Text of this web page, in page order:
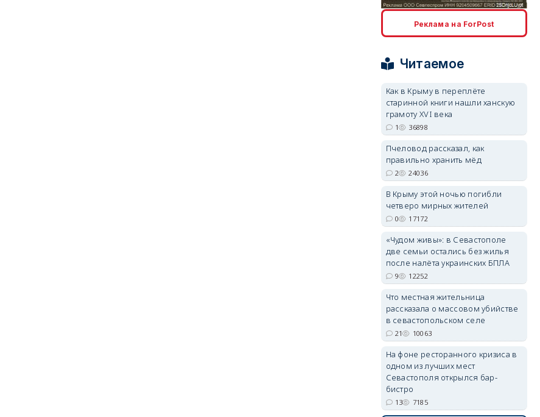
erid: 2SDnjcLUypt
erid: 2SDnjcrDNw6
erid: 2SDnjdPjgYS
Реклама на ForPost
Читаемое
Как в Крыму в переплёте
старинной книги нашли ханскую
грамоту XVI века
1 36898
Пчеловод рассказал, как
правильно хранить мёд
2 24036
В Крыму этой ночью погибли
четверо мирных жителей
0 17172
«Чудом живы»: в Севастополе
две семьи остались без жилья
после налёта украинских БПЛА
9 12252
Что местная жительница
рассказала о массовом убийстве
в севастопольском селе
21 10063
На фоне ресторанного кризиса в
одном из лучших мест
Севастополя открылся бар-
бистро
13 7185